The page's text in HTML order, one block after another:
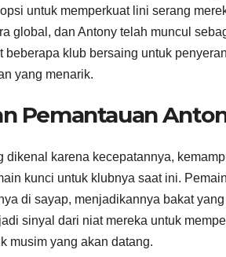
untuk memperkuat lini serang
global, dan Antony telah muncul
beberapa klub bersaing untuk
yang menarik.
Pemantauan
dikenal karena kecepatannya,
kunci untuk klubnya saat ini.
di sayap, menjadikannya bakat
sinyal dari niat mereka untuk
musim yang akan datang.